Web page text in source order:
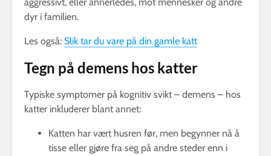
dyr i familien.
Les også: Slik tar du vare på din gamle katt
Tegn på demens hos katter
Typiske symptomer på kognitiv svikt – demens – hos
katter inkluderer blant annet:
Katten har vært husren før, men begynner nå å
tisse eller gjøre fra seg på andre steder enn i